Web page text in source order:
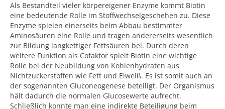
Als Bestandteil vieler körpereigener Enzyme kommt Biotin
eine bedeutende Rolle im Stoffwechselgeschehen zu. Diese
Enzyme spielen einerseits beim Abbau bestimmter
Aminosäuren eine Rolle und tragen andererseits wesentlich
zur Bildung langkettiger Fettsäuren bei. Durch deren
weitere Funktion als Cofaktor spielt Biotin eine wichtige
Rolle bei der Neubildung von Kohlenhydraten aus
Nichtzuckerstoffen wie Fett und Eiweiß. Es ist somit auch an
der sogenannten Gluconeogenese beteiligt. Der Organismus
hält dadurch die normalen Glucosewerte aufrecht.
Schließlich konnte man eine indirekte Beteiligung beim